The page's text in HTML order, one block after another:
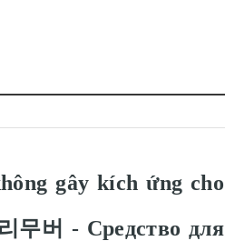
gây kích ứng cho
무버 - Средство для